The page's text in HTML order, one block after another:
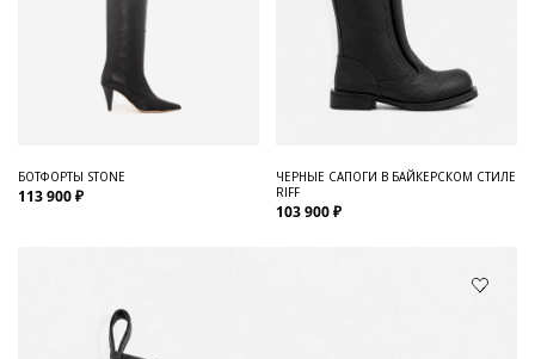
БОТФОРТЫ STONE
113 900 ₽
ЧЕРНЫЕ САПОГИ В БАЙКЕРСКОМ СТИЛЕ
RIFF
103 900 ₽